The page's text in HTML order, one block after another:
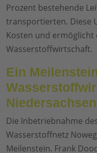
Prozent bestehende
transportierten. Diese
Kosten und ermöglicht
Wasserstoffwirtschaft.
Ein
Niedersachsen
Die Inbetriebnahme
Wasserstoffnetz
Meilenstein. Frank